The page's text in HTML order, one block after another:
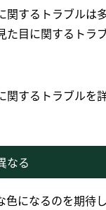
するトラブルは
目に関するトラブ
するトラブルを
なる
になるのを期待